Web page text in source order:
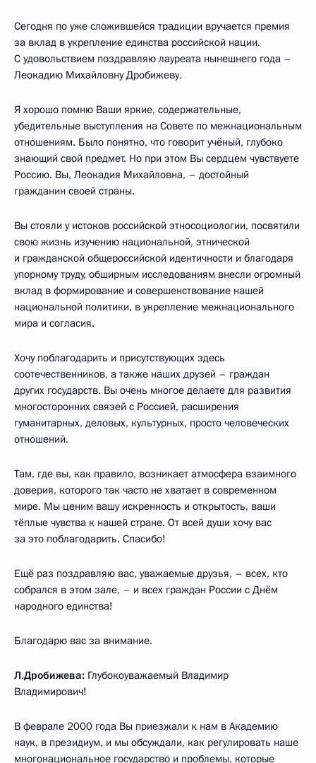
Сегодня по уже сложившейся традиции вручается премия
за вклад в укрепление единства российской нации.
С удовольствием поздравляю лауреата нынешнего года –
Леокадию Михайловну Дробижеву.
Я хорошо помню Ваши яркие, содержательные,
убедительные выступления на Совете по межнациональным
отношениям. Было понятно, что говорит учёный, глубоко
знающий свой предмет. Но при этом Вы сердцем чувствуете
Россию. Вы, Леокадия Михайловна, – достойный
гражданин своей страны.
Вы стояли у истоков российской этносоциологии, посвятили
свою жизнь изучению национальной, этнической
и гражданской общероссийской идентичности и благодаря
упорному труду, обширным исследованиям внесли огромный
вклад в формирование и совершенствование нашей
национальной политики, в укрепление межнационального
мира и согласия.
Хочу поблагодарить и присутствующих здесь
соотечественников, а также наших друзей – граждан
других государств. Вы очень многое делаете для развития
многосторонних связей с Россией, расширения
гуманитарных, деловых, культурных, просто человеческих
отношений.
Там, где вы, как правило, возникает атмосфера взаимного
доверия, которого так часто не хватает в современном
мире. Мы ценим вашу искренность и открытость, ваши
тёплые чувства к нашей стране. От всей души хочу вас
за это поблагодарить. Спасибо!
Ещё раз поздравляю вас, уважаемые друзья, – всех, кто
собрался в этом зале, – и всех граждан России с Днём
народного единства!
Благодарю вас за внимание.
Л.Дробижева: Глубокоуважаемый Владимир
Владимирович!
В феврале 2000 года Вы приезжали к нам в Академию
наук, в президиум, и мы обсуждали, как регулировать наше
многонациональное государство и проблемы, которые